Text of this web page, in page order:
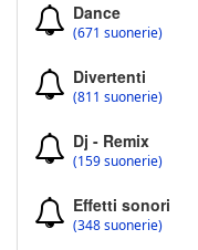
Dance
(671 suonerie)
Divertenti
(811 suonerie)
Dj - Remix
(159 suonerie)
Effetti sonori
(348 suonerie)